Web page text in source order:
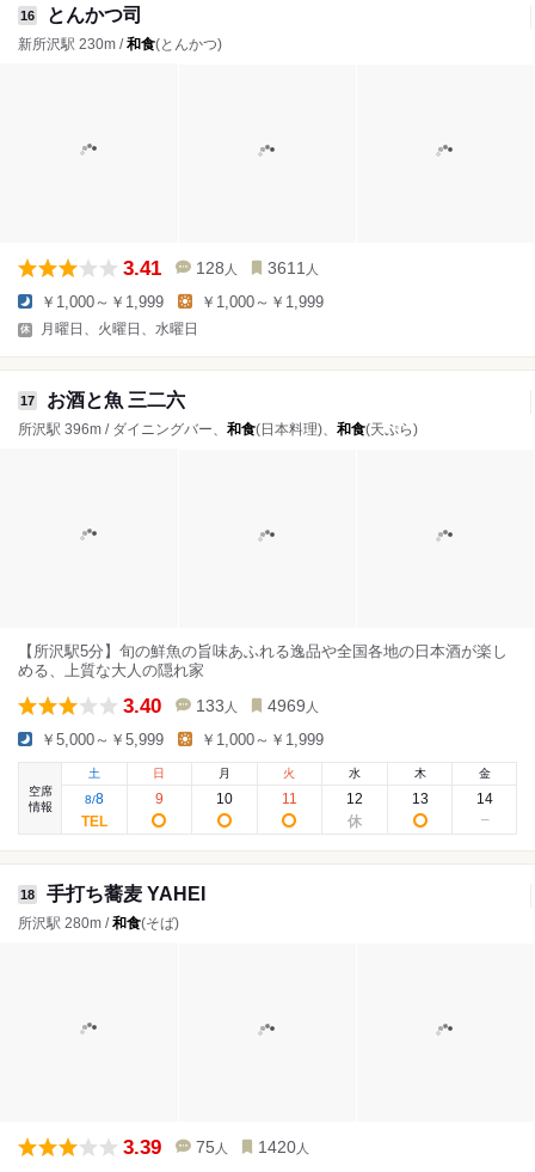
16 とんかつ司
新所沢駅 230m /和食(とんかつ)
3.41 128 人 3611 人
￥1,000～￥1,999 ￥1,000～￥1,999
月曜日、火曜日、水曜日
17 お酒と魚 三二六
所沢駅 396m / ダイニングバー、 和食(日本料理)、 和食(天ぷら)
【所沢駅5分】旬の鮮魚の旨味あふれる逸品や全国各地の日本酒が楽し
める、上質な大人の隠れ家
3.40 133 人 4969 人
￥5,000～￥5,999 ￥1,000～￥1,999
空席
情報
土
8/8
日
9
月
10
火
11
水
12
木
13
金
14
18 手打ち蕎麦 YAHEI
所沢駅 280m /和食(そば)
3.39 75 人 1420 人